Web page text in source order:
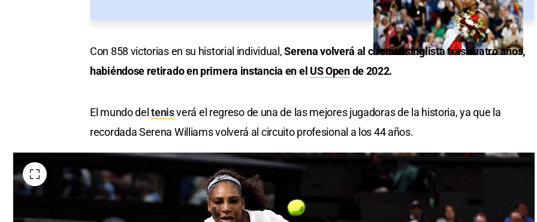
Con 858 victorias en su historial individual,Serena volverá al circuito singlista tras cuatro años,
habiéndose retirado en primera instancia en el US Opende 2022.
El mundo deltenisverá el regreso de una de las mejores jugadoras de la historia, ya que la
recordada Serena Williams volverá al circuito profesional a los 44 años.